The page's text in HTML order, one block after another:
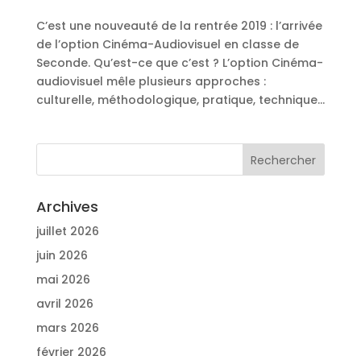
C’est une nouveauté de la rentrée 2019 : l’arrivée
de l’option Cinéma-Audiovisuel en classe de
Seconde. Qu’est-ce que c’est ? L’option Cinéma-
audiovisuel mêle plusieurs approches :
culturelle, méthodologique, pratique, technique...
Archives
juillet 2026
juin 2026
mai 2026
avril 2026
mars 2026
février 2026